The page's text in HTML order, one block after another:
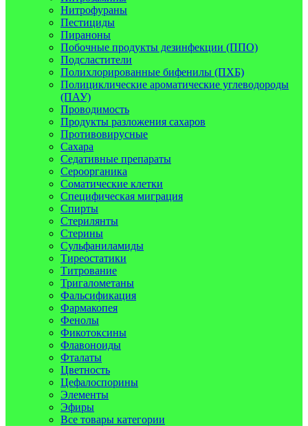
Нитрофураны
Пестициды
Пираноны
Побочные продукты дезинфекции (ППО)
Подсластители
Полихлорированные бифенилы (ПХБ)
Полициклические ароматические углеводороды
(ПАУ)
Проводимость
Продукты разложения сахаров
Противовирусные
Сахара
Седативные препараты
Сероорганика
Соматические клетки
Специфическая миграция
Спирты
Стерилянты
Стерины
Сульфаниламиды
Тиреостатики
Титрование
Тригалометаны
Фальсификация
Фармакопея
Фенолы
Фикотоксины
Флавоноиды
Фталаты
Цветность
Цефалоспорины
Элементы
Эфиры
Все товары категории